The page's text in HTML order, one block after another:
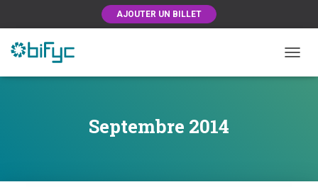
AJOUTER UN BILLET
Septembre 2014